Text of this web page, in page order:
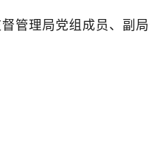
管理局党组成员、副